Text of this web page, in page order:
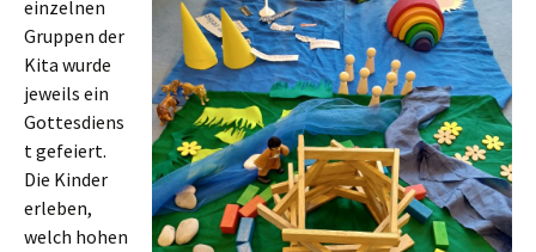
einzelnen
Gruppen der
Kita wurde
jeweils ein
Gottesdiens
t gefeiert.
Die Kinder
erleben,
welch hohen